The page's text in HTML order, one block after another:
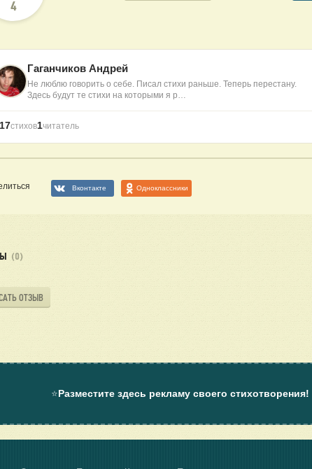
4
Гаганчиков Андрей
Не люблю говорить о себе. Писал стихи раньше. Теперь перестану.
Здесь будут те стихи на которыми я р…
стихов1читатель
Вконтакте Одноклассники
(0)
ОТЗЫВ
⭐Разместите здесь рекламу своего стихотворения!